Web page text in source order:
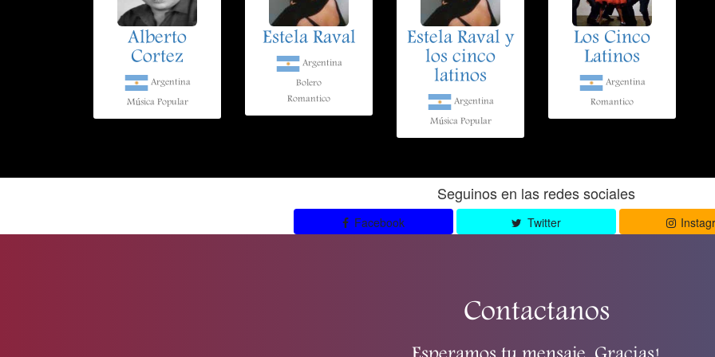
Alberto
Cortez
Argentina
Música Popular
Estela Raval
Argentina
Bolero
Romantico
Estela Raval y
los cinco
latinos
Argentina
Música Popular
Los Cinco
Latinos
Argentina
Romantico
Seguinos en las redes sociales
Facebook Twitter
Contactanos